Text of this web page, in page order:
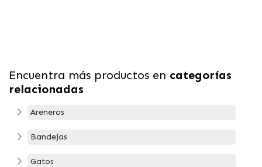
Encuentra más productos en categorías
relacionadas
Areneros
Bandejas
Gatos